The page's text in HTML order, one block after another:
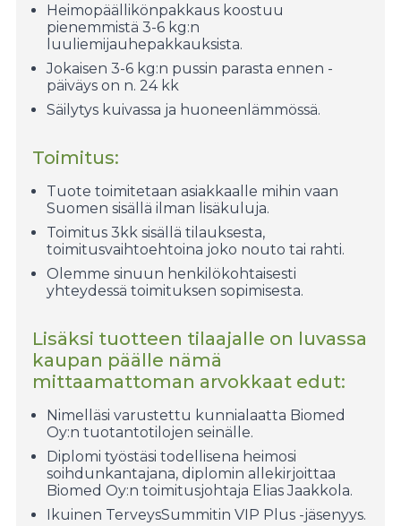
Heimopäällikönpakkaus koostuu
pienemmistä 3-6 kg:n
luuliemijauhepakkauksista.
Jokaisen 3-6 kg:n pussin parasta ennen -
päiväys on n. 24 kk
Säilytys kuivassa ja huoneenlämmössä.
Toimitus:
Tuote toimitetaan asiakkaalle mihin vaan
Suomen sisällä ilman lisäkuluja.
Toimitus 3kk sisällä tilauksesta,
toimitusvaihtoehtoina joko nouto tai rahti.
Olemme sinuun henkilökohtaisesti
yhteydessä toimituksen sopimisesta.
Lisäksi tuotteen tilaajalle on luvassa
kaupan päälle nämä
mittaamattoman arvokkaat edut:
Nimelläsi varustettu kunnialaatta Biomed
Oy:n tuotantotilojen seinälle.
Diplomi työstäsi todellisena heimosi
soihdunkantajana, diplomin allekirjoittaa
Biomed Oy:n toimitusjohtaja Elias Jaakkola.
Ikuinen TerveysSummitin VIP Plus -jäsenyys.